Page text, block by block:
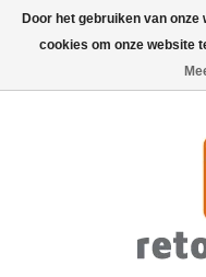
Door het gebruiken van
cookies om onze website